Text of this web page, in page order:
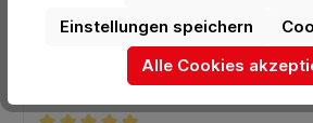
Einstellungen speichern
Alle Cookies